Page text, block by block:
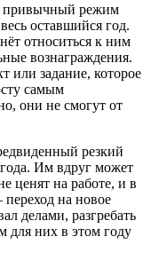
привычный режим
оставшийся год.
относиться к ним
вознаграждения.
или задание, которое
самым
они не смогут от
резкий
Им вдруг может
ценят на работе, и в
переход на новое
делами, разгребать
для них в этом году